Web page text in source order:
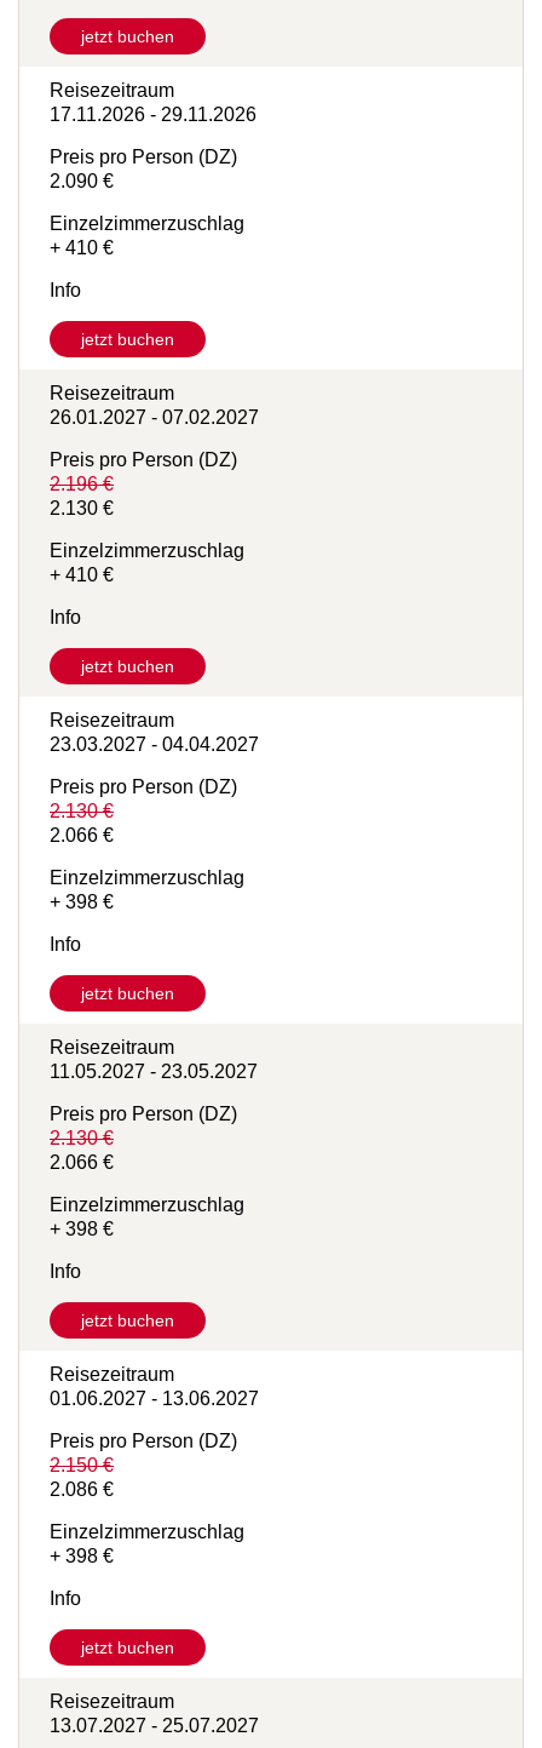
Info
jetzt buchen
17.11.2026 - 29.11.2026
2.090 €
+ 410 €
Info
jetzt buchen
26.01.2027 - 07.02.2027
Preis pro Person (DZ)
2.130 €
+ 410 €
Info
jetzt buchen
23.03.2027 - 04.04.2027
Preis pro Person (DZ)
2.066 €
+ 398 €
Info
jetzt buchen
11.05.2027 - 23.05.2027
Preis pro Person (DZ)
2.066 €
+ 398 €
Info
jetzt buchen
01.06.2027 - 13.06.2027
Preis pro Person (DZ)
2.086 €
+ 398 €
Info
jetzt buchen